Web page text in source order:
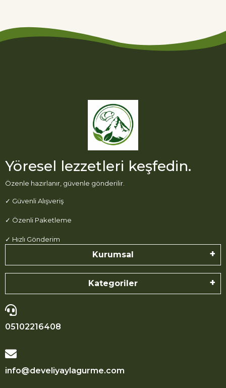
Yöresel lezzetleri keşfedin.
Özenle hazırlanır, güvenle gönderilir.
✓ Güvenli Alışveriş
✓ Özenli Paketleme
✓ Hızlı Gönderim
Kurumsal
Kategoriler
05102216408
info@develiyaylagurme.com